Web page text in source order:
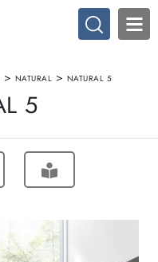
> NATURAL > NATURAL 5
5